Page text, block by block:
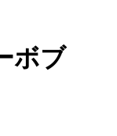
ボブ